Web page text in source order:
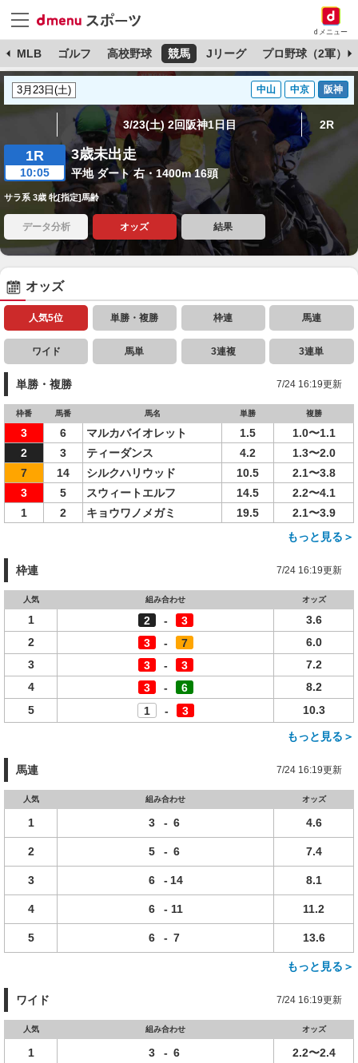
dメニュー
MLB ゴルフ 高校野球 競馬 Jリーグ プロ野球（2軍）
中山 中京 阪神
3/23(土) 2回阪神1日目 2R
1R
10:05
3歳未出走
平地 ダート 右・1400m 16頭
サラ系 3歳 牝[指定]馬齢
データ分析 オッズ 結果
オッズ
人気5位 単勝・複勝 枠連 馬連
ワイド 馬単 3連複 3連単
単勝・複勝 7/24 16:19更新
枠番 馬番 馬名 単勝 複勝
3 6 マルカバイオレット 1.5
1.0〜1.1
2
3 ティーダンス 4.2
1.3〜2.0
7
14 シルクハリウッド 10.5
2.1〜3.8
3
5 スウィートエルフ 14.5
2.2〜4.1
1
2 キョウワノメガミ 19.5
2.1〜3.9
もっと見る＞
枠連 7/24 16:19更新
人気 組み合わせ オッズ
1 2 - 3
3.6
2
3 - 7
6.0
3
3 - 3
7.2
4
3 - 6
8.2
5
1 - 3 10.3
もっと見る＞
馬連 7/24 16:19更新
人気 組み合わせ オッズ
1 3 - 6 4.6
2 5 - 6 7.4
3 6 - 14 8.1
4 6 - 11 11.2
5 6 - 7 13.6
もっと見る＞
ワイド 7/24 16:19更新
人気 組み合わせ オッズ
1 3 - 6 2.2〜2.4